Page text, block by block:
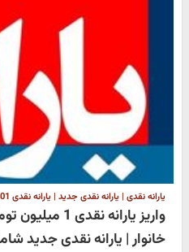
یارانه نقدی | یارانه نقدی جدید | یارانه نقدی 1401
واریز یارانه
خانوار | یارانه نقدی